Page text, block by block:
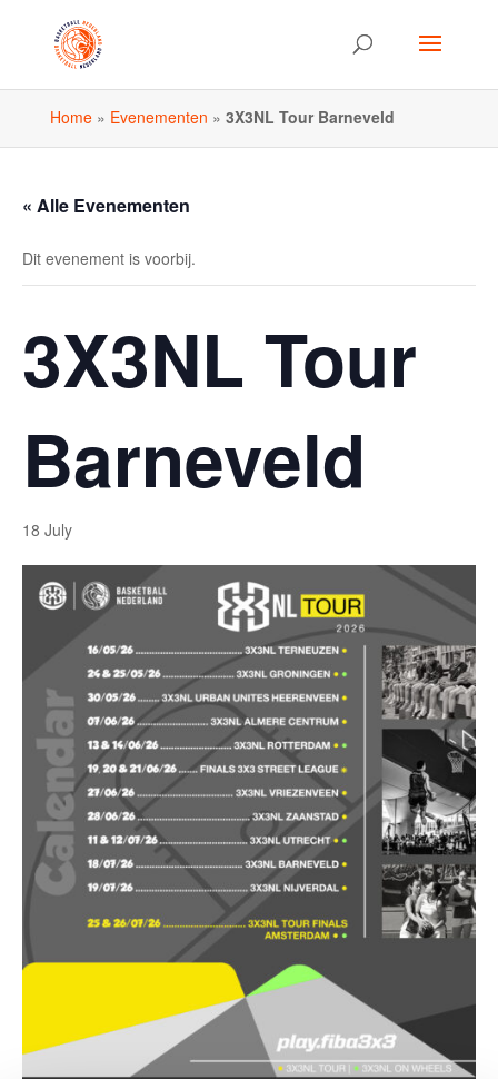
Home» Evenementen » 3X3NL Tour Barneveld
« Alle Evenementen
Dit evenement is voorbij.
3X3NL Tour
Barneveld
18 July